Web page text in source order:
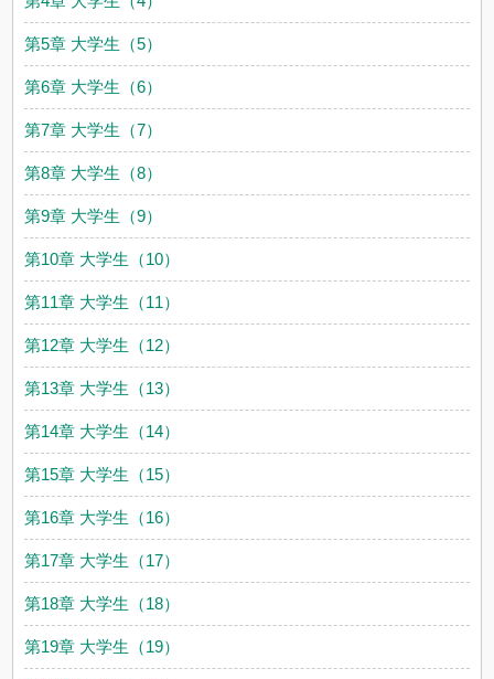
第5章 大学生（5）
第6章 大学生（6）
第7章 大学生（7）
第8章 大学生（8）
第9章 大学生（9）
第10章 大学生（10）
第11章 大学生（11）
第12章 大学生（12）
第13章 大学生（13）
第14章 大学生（14）
第15章 大学生（15）
第16章 大学生（16）
第17章 大学生（17）
第18章 大学生（18）
第19章 大学生（19）